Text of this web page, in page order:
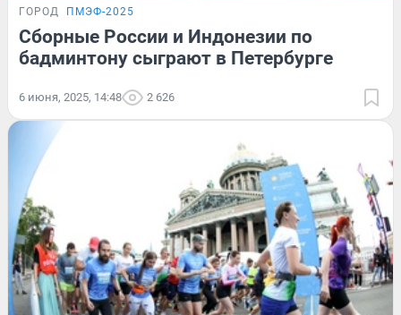
ГОРОД ПМЭФ-2025
Сборные России и Индонезии по
бадминтону сыграют в Петербурге
6 июня, 2025, 14:48 2 626